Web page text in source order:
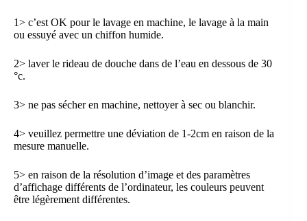
1> c’est OK pour le lavage en machine, le lavage à la main
ou essuyé avec un chiffon humide.
2> laver le rideau de douche dans de l’eau en dessous de 30
°c.
3> ne pas sécher en machine, nettoyer à sec ou blanchir.
4> veuillez permettre une déviation de 1-2cm en raison de la
mesure manuelle.
5> en raison de la résolution d’image et des paramètres
d’affichage différents de l’ordinateur, les couleurs peuvent
être légèrement différentes.